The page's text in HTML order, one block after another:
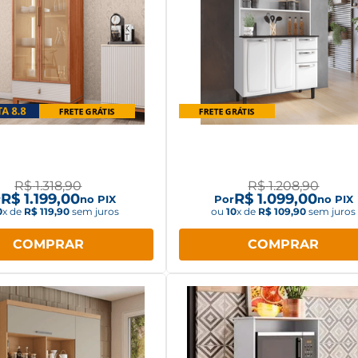
R$ 1.318,90
R$ 1.199,00no PIX
x de R$ 119,90 sem juros
COMPRAR
R$ 1.208,90
PorR$ 1.099,00no PIX
ou10x de R$ 109,90 sem juros
COMPRAR